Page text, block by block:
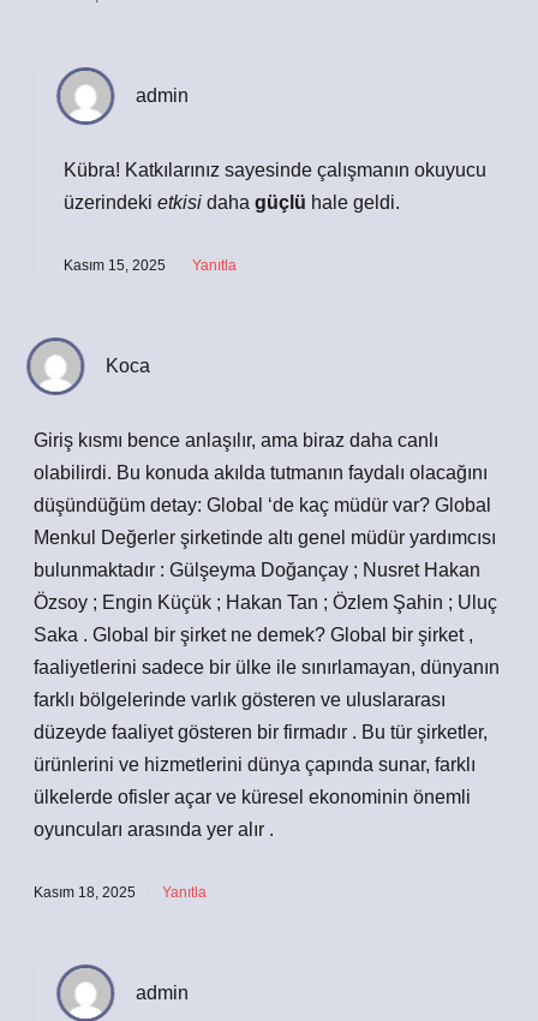
admin
Kübra! Katkılarınız sayesinde çalışmanın okuyucu
üzerindeki etkisi daha güçlü hale geldi.
Kasım 15, 2025 Yanıtla
Koca
Giriş kısmı bence anlaşılır, ama biraz daha canlı
olabilirdi. Bu konuda akılda tutmanın faydalı olacağını
düşündüğüm detay: Global ‘de kaç müdür var? Global
Menkul Değerler şirketinde altı genel müdür yardımcısı
bulunmaktadır : Gülşeyma Doğançay ; Nusret Hakan
Özsoy ; Engin Küçük ; Hakan Tan ; Özlem Şahin ; Uluç
Saka . Global bir şirket ne demek? Global bir şirket ,
faaliyetlerini sadece bir ülke ile sınırlamayan, dünyanın
farklı bölgelerinde varlık gösteren ve uluslararası
düzeyde faaliyet gösteren bir firmadır . Bu tür şirketler,
ürünlerini ve hizmetlerini dünya çapında sunar, farklı
ülkelerde ofisler açar ve küresel ekonominin önemli
oyuncuları arasında yer alır .
Kasım 18, 2025 Yanıtla
admin